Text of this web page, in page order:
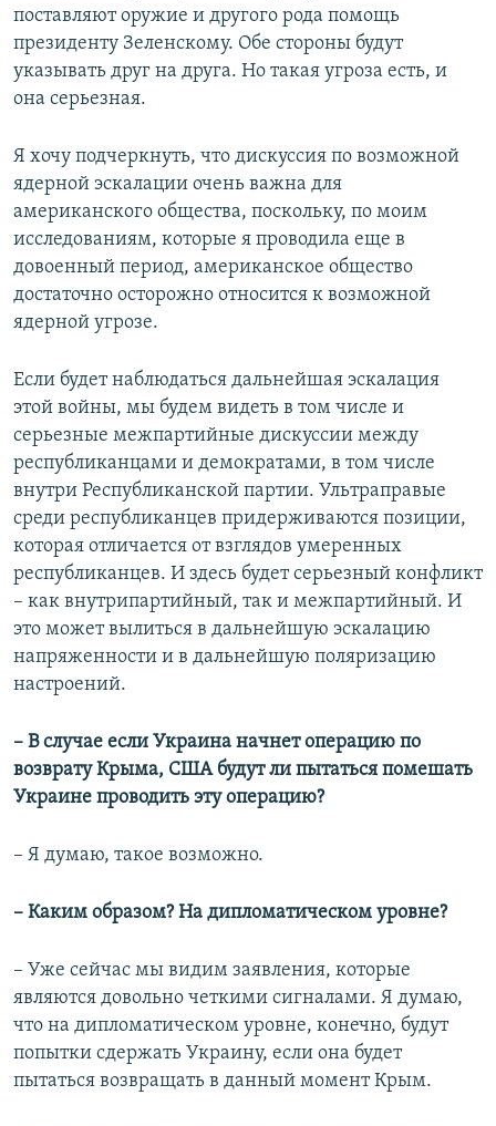
поставляют оружие и другого рода помощь
президенту Зеленскому. Обе стороны будут
указывать друг на друга. Но такая угроза есть, и
она серьезная.
Я хочу подчеркнуть, что дискуссия по возможной
ядерной эскалации очень важна для
американского общества, поскольку, по моим
исследованиям, которые я проводила еще в
довоенный период, американское общество
достаточно осторожно относится к возможной
ядерной угрозе.
Если будет наблюдаться дальнейшая эскалация
этой войны, мы будем видеть в том числе и
серьезные межпартийные дискуссии между
республиканцами и демократами, в том числе
внутри Республиканской партии. Ультраправые
среди республиканцев придерживаются позиции,
которая отличается от взглядов умеренных
республиканцев. И здесь будет серьезный конфликт
– как внутрипартийный, так и межпартийный. И
это может вылиться в дальнейшую эскалацию
напряженности и в дальнейшую поляризацию
настроений.
– В случае если Украина начнет операцию по
возврату Крыма, США будут ли пытаться помешать
Украине проводить эту операцию?
– Я думаю, такое возможно.
– Каким образом? На дипломатическом уровне?
– Уже сейчас мы видим заявления, которые
являются довольно четкими сигналами. Я думаю,
что на дипломатическом уровне, конечно, будут
попытки сдержать Украину, если она будет
пытаться возвращать в данный момент Крым.